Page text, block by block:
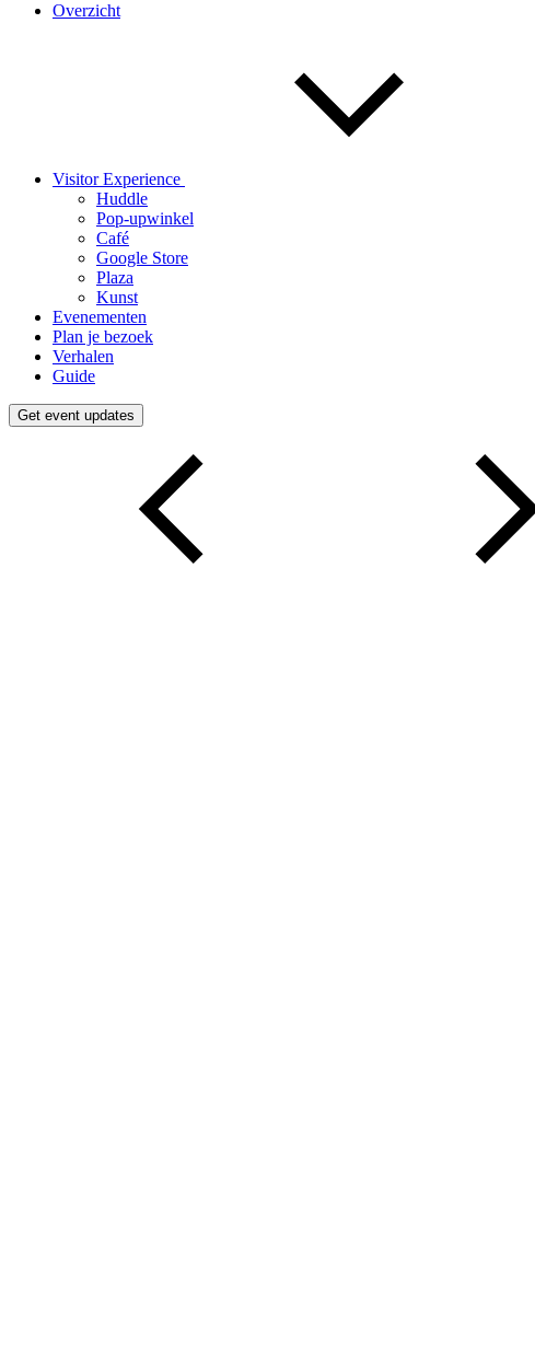
Overzicht
Visitor Experience
Huddle
Pop-upwinkel
Café
Google Store
Plaza
Kunst
Evenementen
Plan je bezoek
Verhalen
Guide
Get event updates